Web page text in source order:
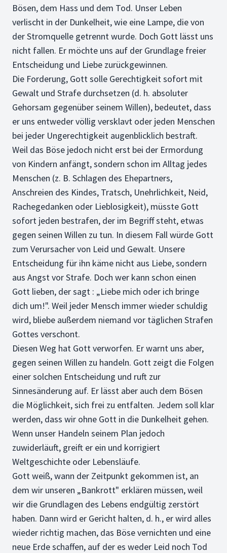
Bösen, dem Hass und dem Tod. Unser Leben
verlischt in der Dunkelheit, wie eine Lampe, die von
der Stromquelle getrennt wurde. Doch Gott lässt uns
nicht fallen. Er möchte uns auf der Grundlage freier
Entscheidung und Liebe zurückgewinnen.
Die Forderung, Gott solle Gerechtigkeit sofort mit
Gewalt und Strafe durchsetzen (d. h. absoluter
Gehorsam gegenüber seinem Willen), bedeutet, dass
er uns entweder völlig versklavt oder jeden Menschen
bei jeder Ungerechtigkeit augenblicklich bestraft.
Weil das Böse jedoch nicht erst bei der Ermordung
von Kindern anfängt, sondern schon im Alltag jedes
Menschen (z. B. Schlagen des Ehepartners,
Anschreien des Kindes, Tratsch, Unehrlichkeit, Neid,
Rachegedanken oder Lieblosigkeit), müsste Gott
sofort jeden bestrafen, der im Begriff steht, etwas
gegen seinen Willen zu tun. In diesem Fall würde Gott
zum Verursacher von Leid und Gewalt. Unsere
Entscheidung für ihn käme nicht aus Liebe, sondern
aus Angst vor Strafe. Doch wer kann schon einen
Gott lieben, der sagt : „Liebe mich oder ich bringe
dich um!". Weil jeder Mensch immer wieder schuldig
wird, bliebe außerdem niemand vor täglichen Strafen
Gottes verschont.
Diesen Weg hat Gott verworfen. Er warnt uns aber,
gegen seinen Willen zu handeln. Gott zeigt die Folgen
einer solchen Entscheidung und ruft zur
Sinnesänderung auf. Er lässt aber auch dem Bösen
die Möglichkeit, sich frei zu entfalten. Jedem soll klar
werden, dass wir ohne Gott in die Dunkelheit gehen.
Wenn unser Handeln seinem Plan jedoch
zuwiderläuft, greift er ein und korrigiert
Weltgeschichte oder Lebensläufe.
Gott weiß, wann der Zeitpunkt gekommen ist, an
dem wir unseren „Bankrott" erklären müssen, weil
wir die Grundlagen des Lebens endgültig zerstört
haben. Dann wird er Gericht halten, d. h., er wird alles
wieder richtig machen, das Böse vernichten und eine
neue Erde schaffen, auf der es weder Leid noch Tod